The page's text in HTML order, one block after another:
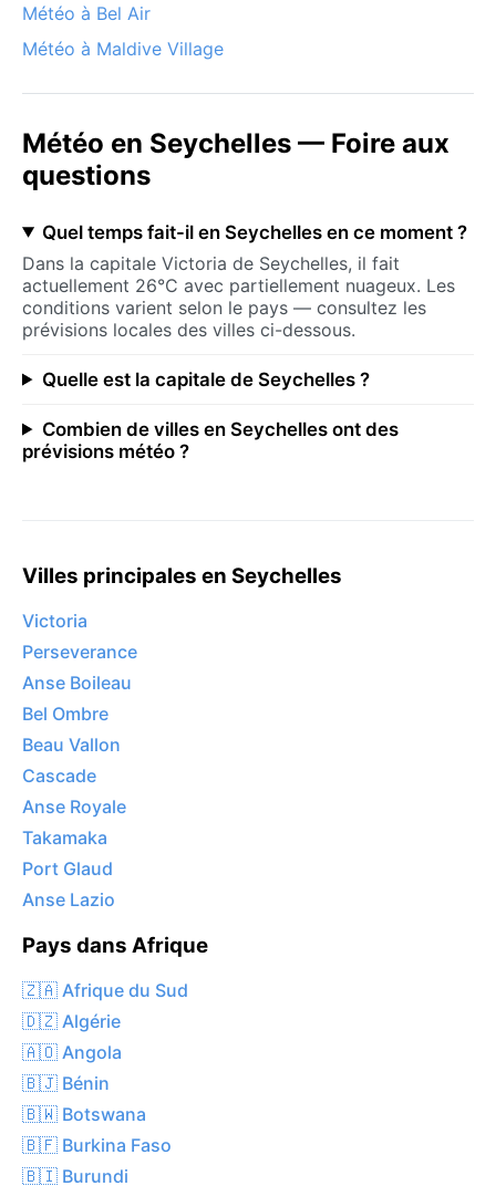
Météo à Bel Air
Météo à Maldive Village
Météo en Seychelles — Foire aux
questions
Quel temps fait-il en Seychelles en ce moment ?
Dans la capitale Victoria de Seychelles, il fait
actuellement 26°C avec partiellement nuageux. Les
conditions varient selon le pays — consultez les
prévisions locales des villes ci-dessous.
Quelle est la capitale de Seychelles ?
Combien de villes en Seychelles ont des
prévisions météo ?
Villes principales en Seychelles
Victoria
Perseverance
Anse Boileau
Bel Ombre
Beau Vallon
Cascade
Anse Royale
Takamaka
Port Glaud
Anse Lazio
Pays dans Afrique
🇿🇦 Afrique du Sud
🇩🇿 Algérie
🇦🇴 Angola
🇧🇯 Bénin
🇧🇼 Botswana
🇧🇫 Burkina Faso
🇧🇮 Burundi